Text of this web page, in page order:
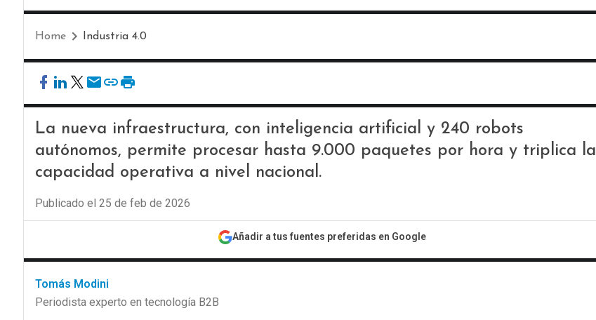
Home Industria 4.0
La nueva infraestructura, con inteligencia artificial y 240 robots
autónomos, permite procesar hasta 9.000 paquetes por hora y triplica la
capacidad operativa a nivel nacional.
Publicado el 25 de feb de 2026
Añadir a tus fuentes preferidas en Google
Tomás Modini
Periodista experto en tecnología B2B